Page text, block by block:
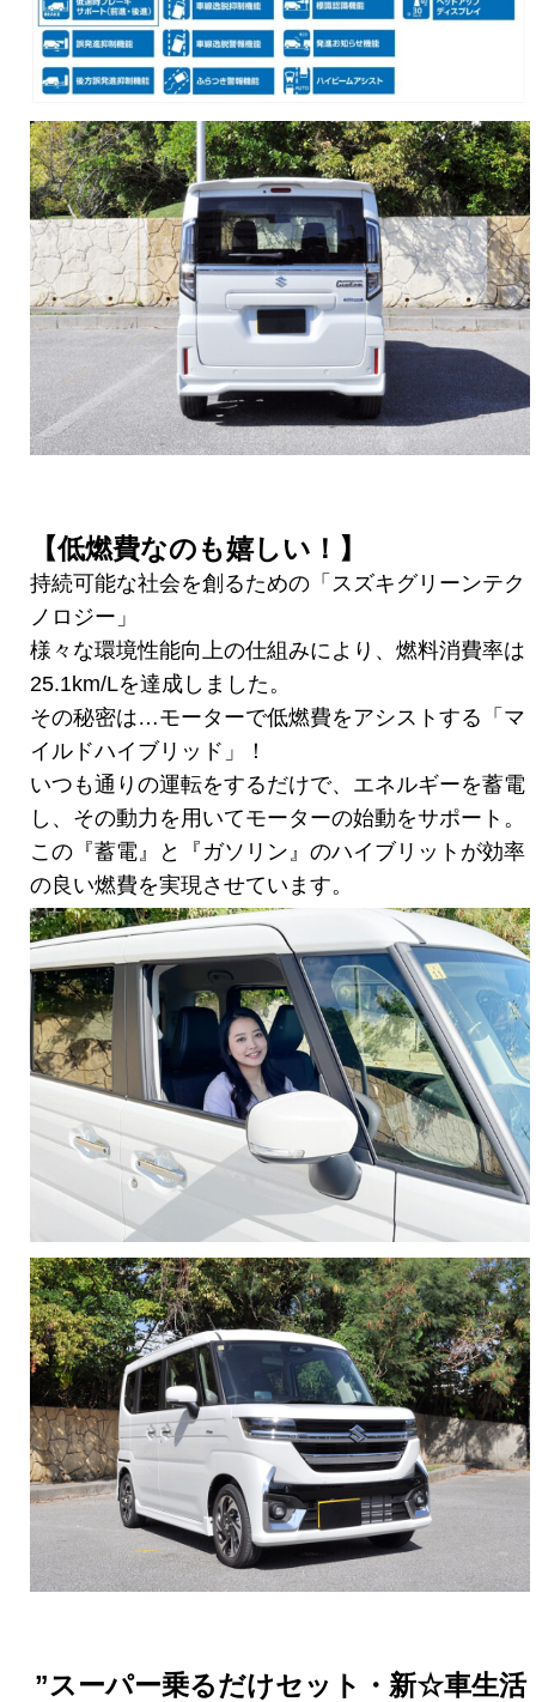
【低燃費なのも嬉しい！】
持続可能な社会を創るための「スズキグリーンテク
ノロジー」
様々な環境性能向上の仕組みにより、燃料消費率は
25.1km/Lを達成しました。
その秘密は…モーターで低燃費をアシストする「マ
イルドハイブリッド」！
いつも通りの運転をするだけで、エネルギーを蓄電
し、その動力を用いてモーターの始動をサポート。
この『蓄電』と『ガソリン』のハイブリットが効率
の良い燃費を実現させています。
”スーパー乗るだけセット・新☆車生活